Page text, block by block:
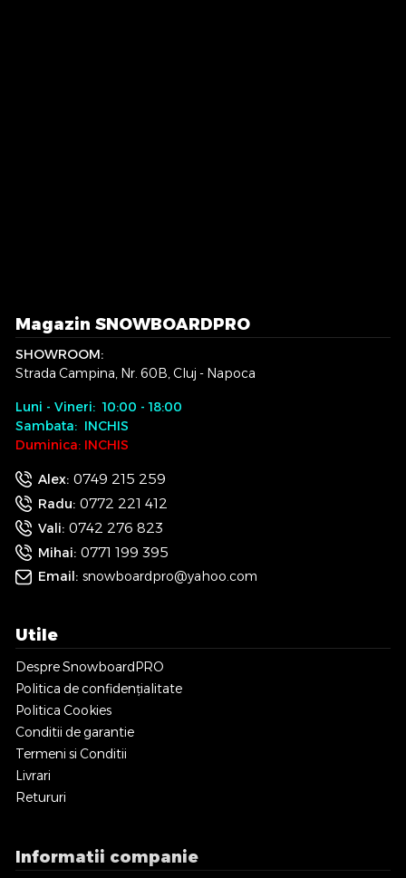
Magazin SNOWBOARDPRO
SHOWROOM:
Strada Campina, Nr. 60B, Cluj - Napoca
Luni - Vineri: 10:00 - 18:00
Sambata: INCHIS
Duminica: INCHIS
Alex: 0749 215 259
Radu: 0772 221 412
Vali: 0742 276 823
Mihai: 0771 199 395
Email: snowboardpro@yahoo.com
Utile
Despre SnowboardPRO
Politica de confidențialitate
Politica Cookies
Conditii de garantie
Termeni si Conditii
Livrari
Retururi
Informatii companie